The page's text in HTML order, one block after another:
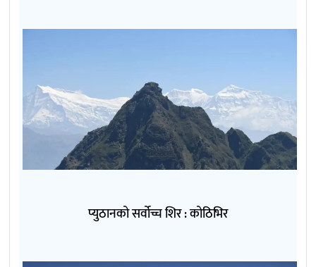
प्युठानको सर्वोच्च शिर : कोठिभिर